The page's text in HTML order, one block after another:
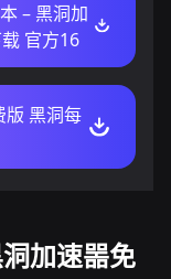
– 黑洞加
官方16
黑洞每
加速噐免